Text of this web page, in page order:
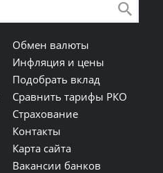
Обмен валюты
Инфляция и цены
Подобрать вклад
Сравнить тарифы РКО
Страхование
Контакты
Карта сайта
Вакансии банков